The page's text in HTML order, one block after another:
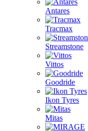
Antares
Tracmax
Streamstone
Vittos
Goodride
Ikon Tyres
Mitas